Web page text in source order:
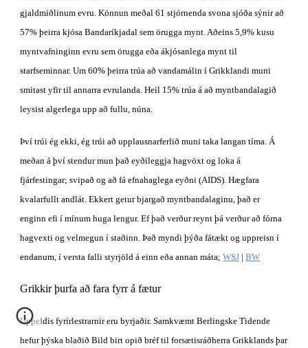
gjaldmiðlinum evru. Könnun meðal 61 stjórnenda svona sjóða sýnir að
57% þeirra kjósa Bandaríkjadal sem örugga mynt. Aðeins 5,9% kusu
myntvafninginn evru sem örugga eða ákjósanlega mynt til
starfseminnar. Um 60% þeirra trúa að vandamálin í Grikklandi muni
smitast yfir til annarra evrulanda. Heil 15% trúa á að myntbandalagið
leysist algerlega upp að fullu, núna.
Því trúi ég ekki, ég trúi að upplausnarferlið muni taka langan tíma. Á
meðan á því stendur mun það eyðileggja hagvöxt og loka á
fjárfestingar; svipað og að fá efnahaglega eyðni (AIDS). Hægfara
kvalarfullt andlát. Ekkert getur bjargað myntbandalaginu, það er
enginn efi í mínum huga lengur. Ef það verður reynt þá verður að fórna
hagvexti og velmegun í staðinn. Það myndi þýða fátækt og uppreisn í
endanum, í versta falli styrjöld á einn eða annan máta; WSJ | BW
Grikkir þurfa að fara fyrr á fætur
Uppeldis fyrirlestrarnir eru byrjaðir. Samkvæmt Berlingske Tidende
hefur þýska blaðið Bild birt opið bréf til forsætisráðherra Grikklands þar